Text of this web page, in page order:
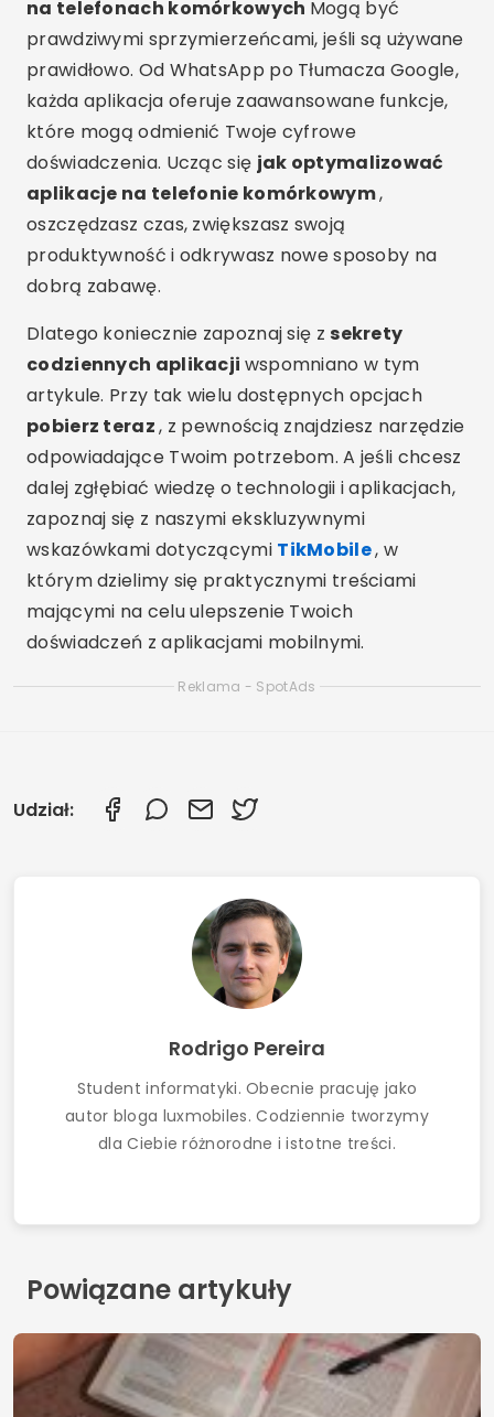
na telefonach komórkowych Mogą być
prawdziwymi sprzymierzeńcami, jeśli są używane
prawidłowo. Od WhatsApp po Tłumacza Google,
każda aplikacja oferuje zaawansowane funkcje,
które mogą odmienić Twoje cyfrowe
doświadczenia. Ucząc się jak optymalizować
aplikacje na telefonie komórkowym,
oszczędzasz czas, zwiększasz swoją
produktywność i odkrywasz nowe sposoby na
dobrą zabawę.
Dlatego koniecznie zapoznaj się z sekrety
codziennych aplikacji wspomniano w tym
artykule. Przy tak wielu dostępnych opcjach
pobierz teraz, z pewnością znajdziesz narzędzie
odpowiadające Twoim potrzebom. A jeśli chcesz
dalej zgłębiać wiedzę o technologii i aplikacjach,
zapoznaj się z naszymi ekskluzywnymi
wskazówkami dotyczącymi TikMobile, w
którym dzielimy się praktycznymi treściami
mającymi na celu ulepszenie Twoich
doświadczeń z aplikacjami mobilnymi.
Reklama - SpotAds
Udział:
Rodrigo Pereira
Student informatyki. Obecnie pracuję jako
autor bloga luxmobiles. Codziennie tworzymy
dla Ciebie różnorodne i istotne treści.
Powiązane artykuły